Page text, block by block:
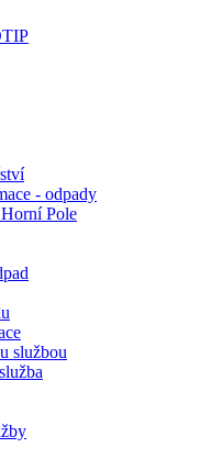
- odpady
Pole
službou